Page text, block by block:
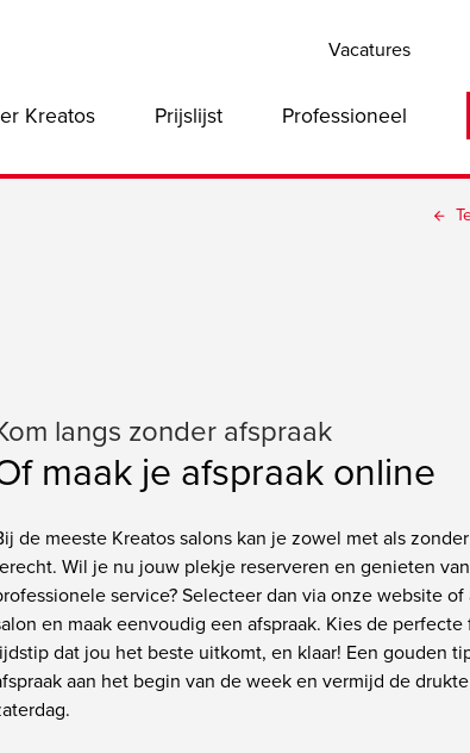
Vacatures
Kreatos Prijslijst Professioneel
langs zonder afspraak
maak je afspraak online
de meeste Kreatos salons kan je zowel met als
Wil je nu jouw plekje reserveren en genieten
service? Selecteer dan via onze website
en maak eenvoudig een afspraak. Kies de
dat jou het beste uitkomt, en klaar! Een gouden
aan het begin van de week en vermijd de